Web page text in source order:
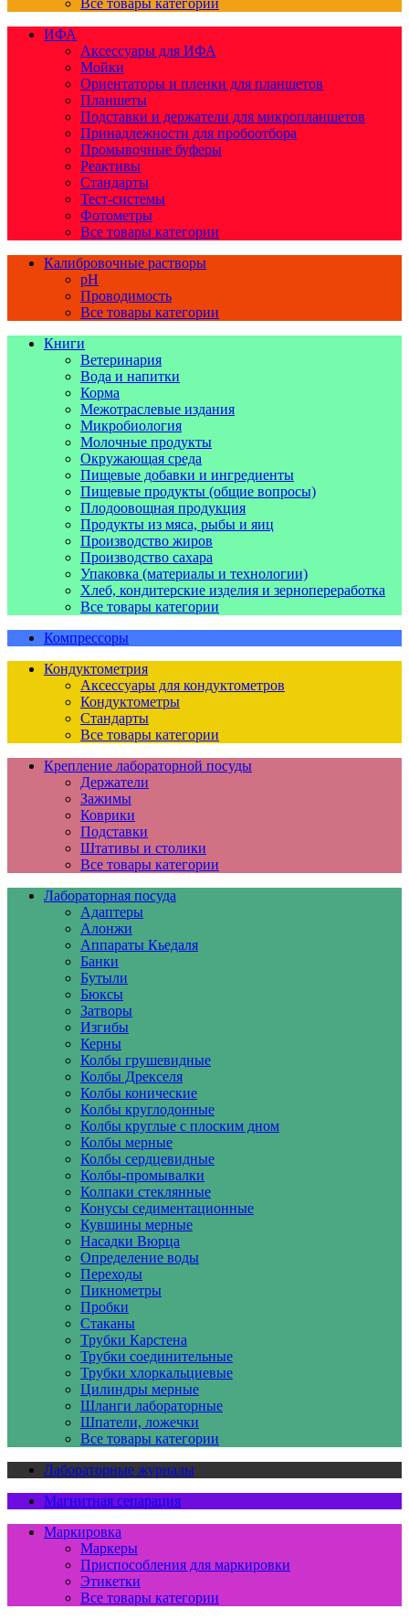
Все товары категории
ИФА
Аксессуары для ИФА
Мойки
Ориентаторы и пленки для планшетов
Планшеты
Подставки и держатели для микропланшетов
Принадлежности для пробоотбора
Промывочные буферы
Реактивы
Стандарты
Тест-системы
Фотометры
Все товары категории
Калибровочные растворы
pH
Проводимость
Все товары категории
Книги
Ветеринария
Вода и напитки
Корма
Межотраслевые издания
Микробиология
Молочные продукты
Окружающая среда
Пищевые добавки и ингредиенты
Пищевые продукты (общие вопросы)
Плодоовощная продукция
Продукты из мяса, рыбы и яиц
Производство жиров
Производство сахара
Упаковка (материалы и технологии)
Хлеб, кондитерские изделия и зернопереработка
Все товары категории
Компрессоры
Кондуктометрия
Аксессуары для кондуктометров
Кондуктометры
Стандарты
Все товары категории
Крепление лабораторной посуды
Держатели
Зажимы
Коврики
Подставки
Штативы и столики
Все товары категории
Лабораторная посуда
Адаптеры
Алонжи
Аппараты Кьедаля
Банки
Бутыли
Бюксы
Затворы
Изгибы
Керны
Колбы грушевидные
Колбы Дрекселя
Колбы конические
Колбы круглодонные
Колбы круглые с плоским дном
Колбы мерные
Колбы сердцевидные
Колбы-промывалки
Колпаки стеклянные
Конусы седиментационные
Кувшины мерные
Насадки Вюрца
Определение воды
Переходы
Пикнометры
Пробки
Стаканы
Трубки Карстена
Трубки соединительные
Трубки хлоркальциевые
Цилиндры мерные
Шланги лабораторные
Шпатели, ложечки
Все товары категории
Лабораторные журналы
Магнитная сепарация
Маркировка
Маркеры
Приспособления для маркировки
Этикетки
Все товары категории